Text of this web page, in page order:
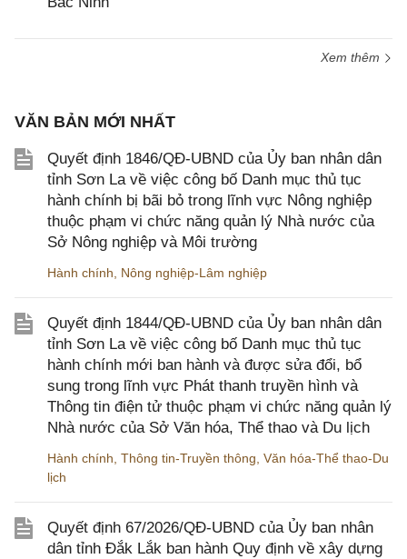
Xem thêm
VĂN BẢN MỚI NHẤT
Quyết định 1846/QĐ-UBND của Ủy ban nhân dân
tỉnh Sơn La về việc công bố Danh mục thủ tục
hành chính bị bãi bỏ trong lĩnh vực Nông nghiệp
thuộc phạm vi chức năng quản lý Nhà nước của
Sở Nông nghiệp và Môi trường
Hành chính Nông nghiệp-Lâm nghiệp
Quyết định 1844/QĐ-UBND của Ủy ban nhân dân
tỉnh Sơn La về việc công bố Danh mục thủ tục
hành chính mới ban hành và được sửa đổi, bổ
sung trong lĩnh vực Phát thanh truyền hình và
Thông tin điện tử thuộc phạm vi chức năng quản lý
Nhà nước của Sở Văn hóa, Thể thao và Du lịch
Hành chính Thông tin-Truyền thông Văn hóa-Thể thao-Du
lịch
Quyết định 67/2026/QĐ-UBND của Ủy ban nhân
dân tỉnh Đắk Lắk ban hành Quy định về xây dựng